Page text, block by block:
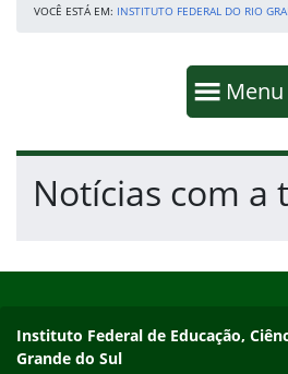
VOCÊ ESTÁ EM: INSTITUTO FEDERAL DO RIO
Mostrar
Menu
Fim da navegação
Início do conteúdo
Notícias com a
Contato
Instituto Federal de Educação,
Grande do Sul